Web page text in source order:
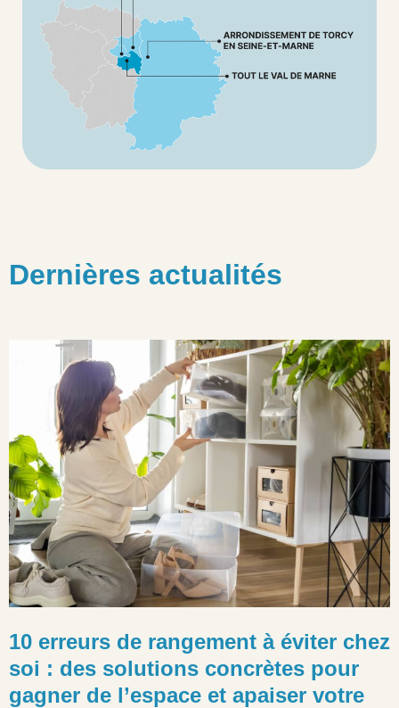
Dernières actualités
10 erreurs de rangement à éviter chez
soi : des solutions concrètes pour
gagner de l’espace et apaiser votre